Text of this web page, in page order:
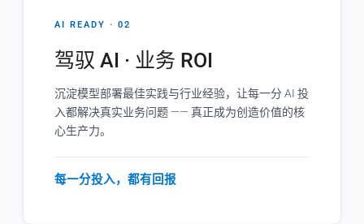
AI READY · 02
驾驭 AI · 业务 ROI
沉淀模型部署最佳实践与行业经验，让每一分 AI 投
入都解决真实业务问题 —— 真正成为创造价值的核
心生产力。
每一分投入，都有回报